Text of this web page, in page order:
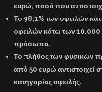
ευρώ, ποσό που
Το 98,1% των οφειλών
οφειλών κάτω των 10.000
πρόσωπα.
Το πλήθος των φυσικών
από 50 ευρώ αντιστοιχεί
κατηγορίας οφειλής.